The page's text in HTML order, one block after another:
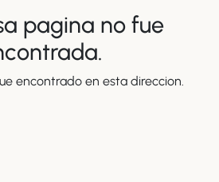
pagina no fue
encontrado en esta direccion.